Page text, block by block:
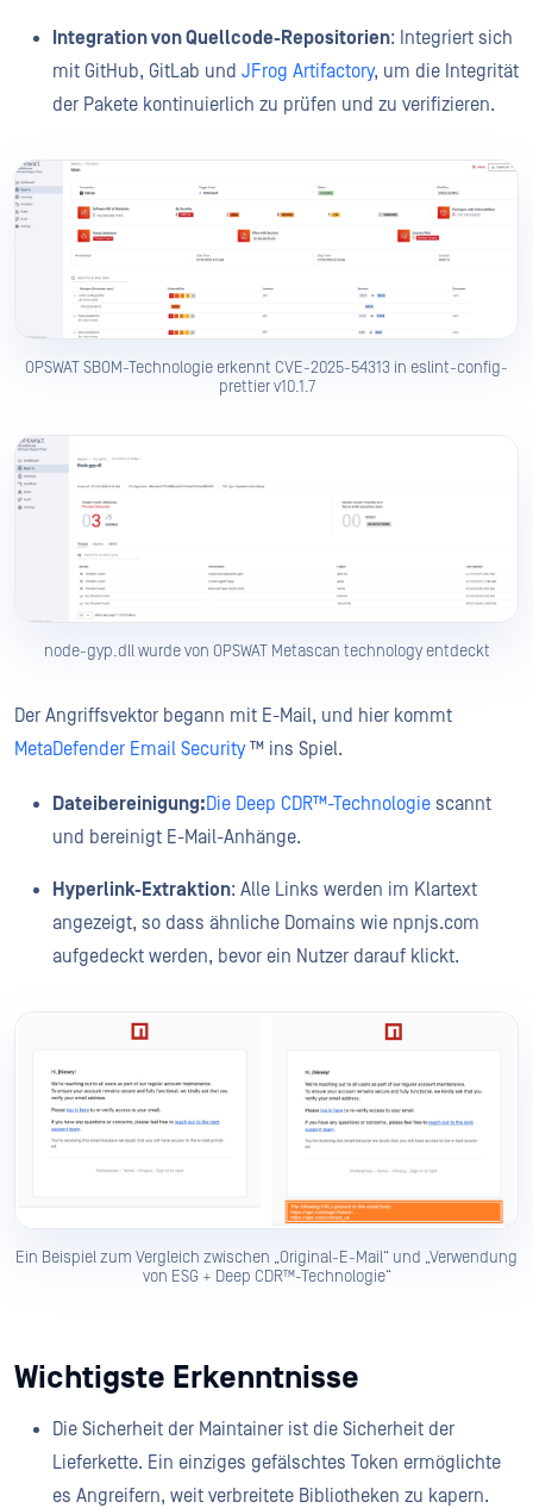
Integration von Quellcode-Repositorien: Integriert sich
mit GitHub, GitLab und JFrog Artifactory, um die Integrität
der Pakete kontinuierlich zu prüfen und zu verifizieren.
OPSWAT SBOM-Technologie erkennt CVE-2025-54313 in eslint-config-
prettier v10.1.7
node-gyp.dll wurde von OPSWAT Metascan technology entdeckt
Der Angriffsvektor begann mit E-Mail, und hier kommt
MetaDefender Email Security ™ ins Spiel.
Dateibereinigung:Die Deep CDR™-Technologie scannt
und bereinigt E-Mail-Anhänge.
Hyperlink-Extraktion: Alle Links werden im Klartext
angezeigt, so dass ähnliche Domains wie npnjs.com
aufgedeckt werden, bevor ein Nutzer darauf klickt.
Ein Beispiel zum Vergleich zwischen „Original-E-Mail“ und „Verwendung
von ESG + Deep CDR™-Technologie“
Wichtigste Erkenntnisse
Die Sicherheit der Maintainer ist die Sicherheit der
Lieferkette. Ein einziges gefälschtes Token ermöglichte
es Angreifern, weit verbreitete Bibliotheken zu kapern.